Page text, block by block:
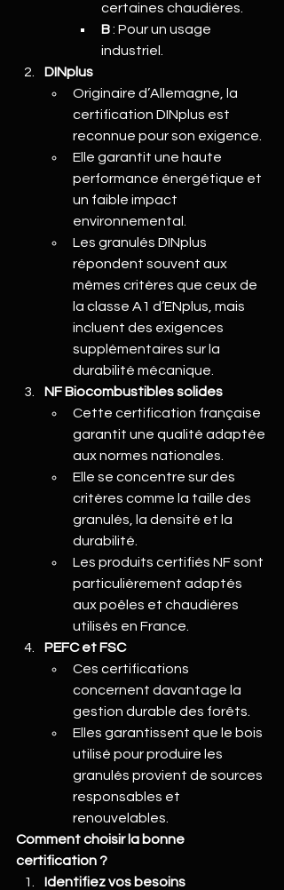
certaines chaudières.
B : Pour un usage
industriel.
DINplus
Originaire d’Allemagne, la
certification DINplus est
reconnue pour son exigence.
Elle garantit une haute
performance énergétique et
un faible impact
environnemental.
Les granulés DINplus
répondent souvent aux
mêmes critères que ceux de
la classe A1 d’ENplus, mais
incluent des exigences
supplémentaires sur la
durabilité mécanique.
NF Biocombustibles solides
Cette certification française
garantit une qualité adaptée
aux normes nationales.
Elle se concentre sur des
critères comme la taille des
granulés, la densité et la
durabilité.
Les produits certifiés NF sont
particulièrement adaptés
aux poêles et chaudières
utilisés en France.
PEFC et FSC
Ces certifications
concernent davantage la
gestion durable des forêts.
Elles garantissent que le bois
utilisé pour produire les
granulés provient de sources
responsables et
renouvelables.
Comment choisir la bonne
certification ?
Identifiez vos besoins